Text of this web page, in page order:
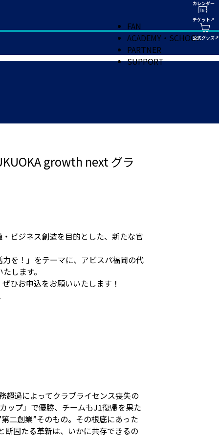
FAN
ACADEMY・SCHOOL
PARTNER
SUPPORT
growth next グラ
ビジネス創造を目的とした、新たな官
を！」をテーマに、アビスパ福岡の代
します。
ひお申込をお願いいたします！
超過によってクラブライセンス喪失の
ップ」で優勝、チームもJ1復帰を果た
第二創業”そのもの。その根底にあった
断固たる革新は、いかに共存できるの